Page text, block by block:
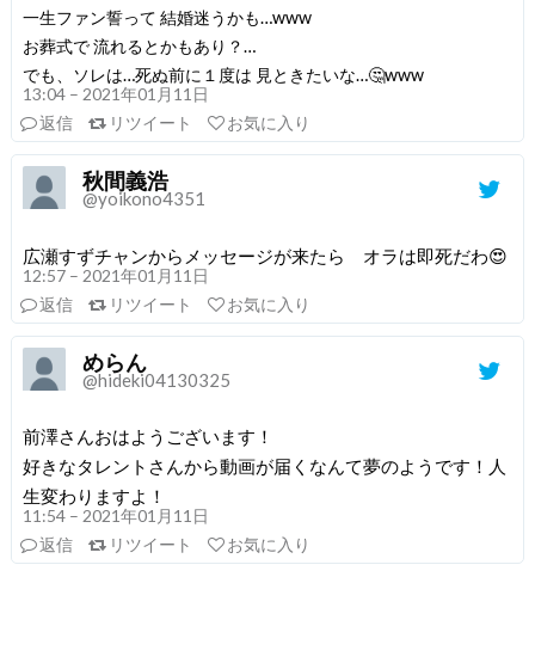
一生ファン誓って 結婚迷うかも…www
お葬式で 流れるとかもあり？…
でも、ソレは…死ぬ前に１度は 見ときたいな…🤔www
13:04 – 2021年01月11日
返信
リツイート お気に入り
秋間義浩
@yoikono4351
広瀬すずチャンからメッセージが来たら オラは即死だわ😍
12:57 – 2021年01月11日
返信
リツイート お気に入り
めらん
@hideki04130325
前澤さんおはようございます！
好きなタレントさんから動画が届くなんて夢のようです！人
生変わりますよ！
11:54 – 2021年01月11日
返信
リツイート お気に入り